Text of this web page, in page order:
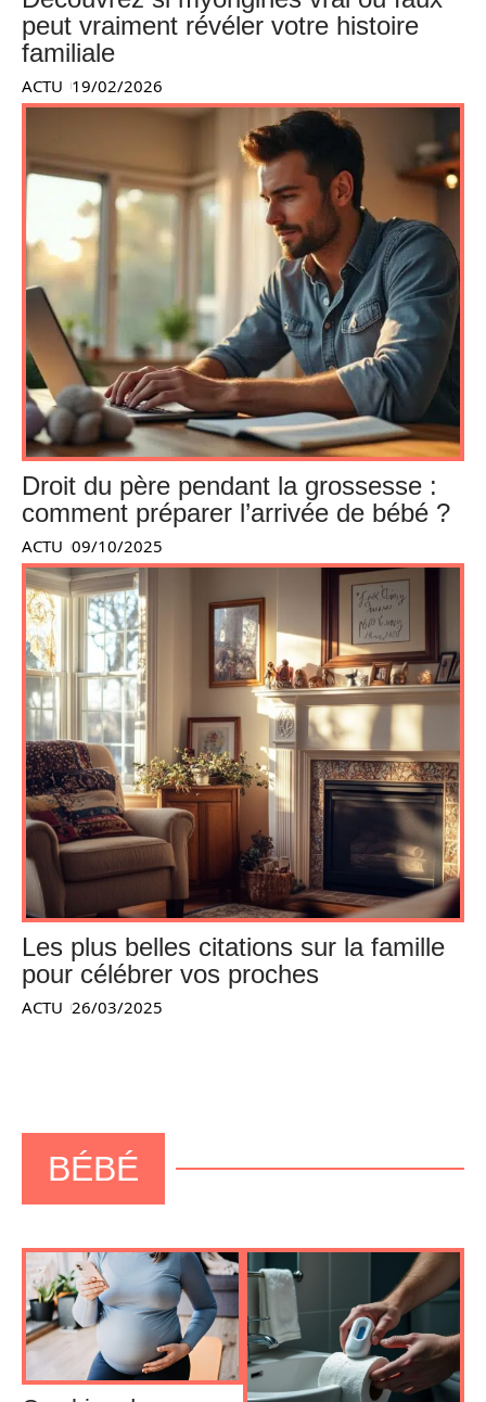
peut vraiment révéler votre histoire
familiale
ACTU 19/02/2026
Droit du père pendant la grossesse :
comment préparer l’arrivée de bébé ?
ACTU 09/10/2025
Les plus belles citations sur la famille
pour célébrer vos proches
ACTU 26/03/2025
BÉBÉ